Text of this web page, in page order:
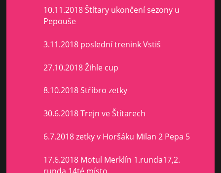
10.11.2018 Štítary ukončení sezony u
Pepouše
3.11.2018 poslední trenink Vstiš
27.10.2018 Žihle cup
8.10.2018 Stříbro zetky
30.6.2018 Trejn ve Štítarech
6.7.2018 zetky v Horšáku Milan 2 Pepa 5
17.6.2018 Motul Merklín 1.runda17,2.